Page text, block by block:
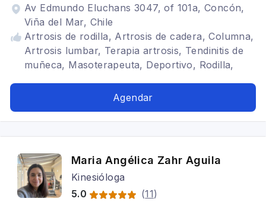
Av Edmundo Eluchans 3047, of 101a, Concón,
Viña del Mar, Chile
Artrosis de rodilla, Artrosis de cadera, Columna,
Artrosis lumbar, Terapia artrosis, Tendinitis de
muñeca, Masoterapeuta, Deportivo, Rodilla,
Agendar
Maria Angélica Zahr Aguila
Kinesióloga
5.0
(11)